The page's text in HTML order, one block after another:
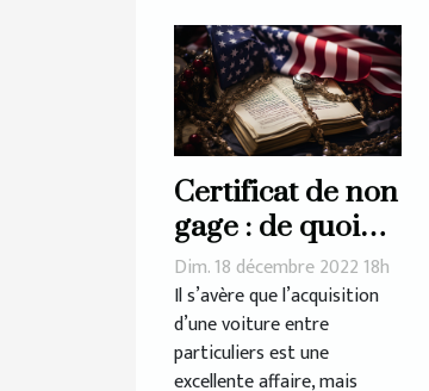
Certificat de non
gage : de quoi
s’agit-il
réellement ?
Dim. 18 décembre 2022 18h
Il s’avère que l’acquisition
d’une voiture entre
particuliers est une
excellente affaire, mais